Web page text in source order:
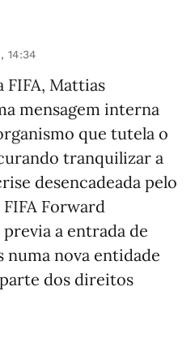
14:34
Mattias
mensagem interna
que tutela o
tranquilizar a
desencadeada pelo
Forward
a entrada de
nova entidade
dos direitos